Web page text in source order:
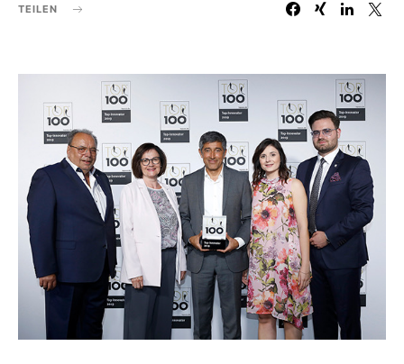
TEILEN